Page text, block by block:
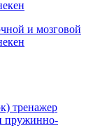
и мозговой